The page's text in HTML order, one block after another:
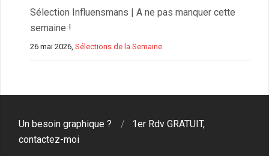
Sélection Influensmans | A ne pas manquer cette
semaine !
26 mai 2026,Sélections de la Semaine
Un besoin graphique ?
1er Rdv GRATUIT,
contactez-moi